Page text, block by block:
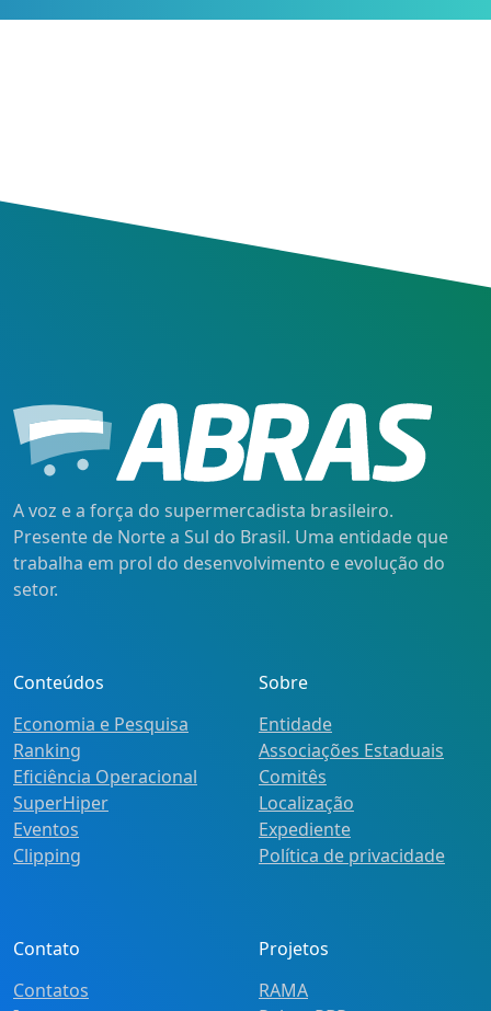
A voz e a força do supermercadista brasileiro.
Presente de Norte a Sul do Brasil. Uma entidade que
trabalha em prol do desenvolvimento e evolução do
setor.
Conteúdos
Economia e Pesquisa
Ranking
Eficiência Operacional
SuperHiper
Eventos
Clipping
Sobre
Entidade
Associações Estaduais
Comitês
Localização
Expediente
Política de privacidade
Contato
Contatos
Projetos
RAMA